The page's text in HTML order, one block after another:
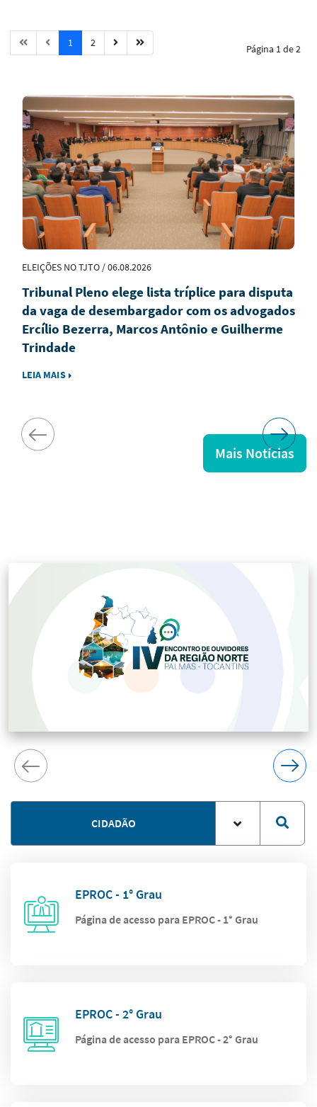
Página 1 de 2
1 2
Notícias
em
Destaque
ELEIÇÕES NO TJTO / 06.08.2026
Tribunal Pleno elege lista tríplice para disputa
da vaga de desembargador com os advogados
Ercílio Bezerra, Marcos Antônio e Guilherme
Trindade
LEIA MAIS
Mais Notícias
CIDADÃO
EPROC - 1° Grau
Página de acesso para EPROC - 1° Grau
EPROC - 2° Grau
Página de acesso para EPROC - 2° Grau